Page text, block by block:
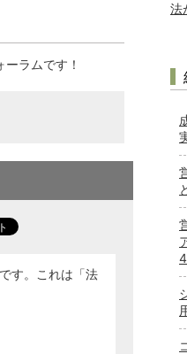
ラムです！
す。これは「法
法